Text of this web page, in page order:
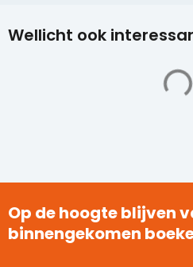
Wellicht ook
Op de hoogte blijven
binnengekomen